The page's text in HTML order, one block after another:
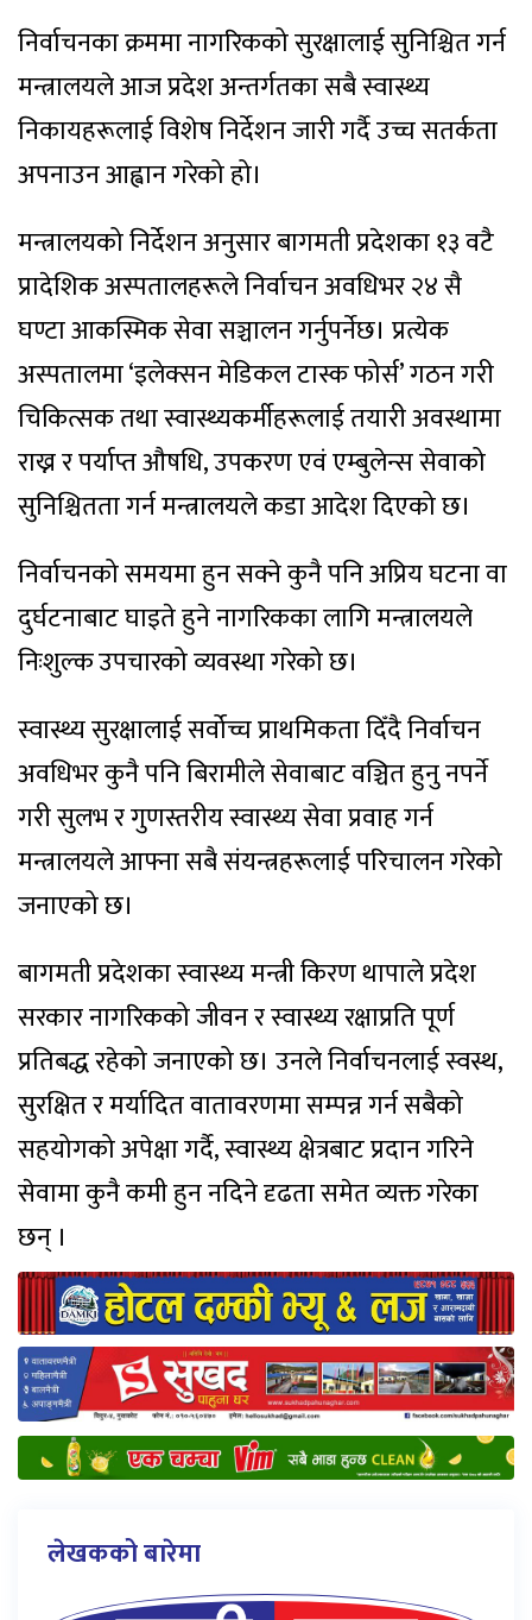
निर्वाचनका क्रममा नागरिकको सुरक्षालाई सुनिश्चित गर्न
मन्त्रालयले आज प्रदेश अन्तर्गतका सबै स्वास्थ्य
निकायहरूलाई विशेष निर्देशन जारी गर्दै उच्च सतर्कता
अपनाउन आह्वान गरेको हो।
मन्त्रालयको निर्देशन अनुसार बागमती प्रदेशका १३ वटै
प्रादेशिक अस्पतालहरूले निर्वाचन अवधिभर २४ सै
घण्टा आकस्मिक सेवा सञ्चालन गर्नुपर्नेछ। प्रत्येक
अस्पतालमा ‘इलेक्सन मेडिकल टास्क फोर्स’ गठन गरी
चिकित्सक तथा स्वास्थ्यकर्मीहरूलाई तयारी अवस्थामा
राख्न र पर्याप्त औषधि, उपकरण एवं एम्बुलेन्स सेवाको
सुनिश्चितता गर्न मन्त्रालयले कडा आदेश दिएको छ।
निर्वाचनको समयमा हुन सक्ने कुनै पनि अप्रिय घटना वा
दुर्घटनाबाट घाइते हुने नागरिकका लागि मन्त्रालयले
निःशुल्क उपचारको व्यवस्था गरेको छ।
स्वास्थ्य सुरक्षालाई सर्वोच्च प्राथमिकता दिँदै निर्वाचन
अवधिभर कुनै पनि बिरामीले सेवाबाट वञ्चित हुनु नपर्ने
गरी सुलभ र गुणस्तरीय स्वास्थ्य सेवा प्रवाह गर्न
मन्त्रालयले आफ्ना सबै संयन्त्रहरूलाई परिचालन गरेको
जनाएको छ।
बागमती प्रदेशका स्वास्थ्य मन्त्री किरण थापाले प्रदेश
सरकार नागरिकको जीवन र स्वास्थ्य रक्षाप्रति पूर्ण
प्रतिबद्ध रहेको जनाएको छ। उनले निर्वाचनलाई स्वस्थ,
सुरक्षित र मर्यादित वातावरणमा सम्पन्न गर्न सबैको
सहयोगको अपेक्षा गर्दै, स्वास्थ्य क्षेत्रबाट प्रदान गरिने
सेवामा कुनै कमी हुन नदिने दृढता समेत व्यक्त गरेका
छन् ।
लेखकको बारेमा